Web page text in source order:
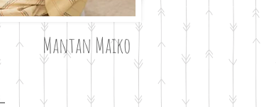
Mantan Maiko